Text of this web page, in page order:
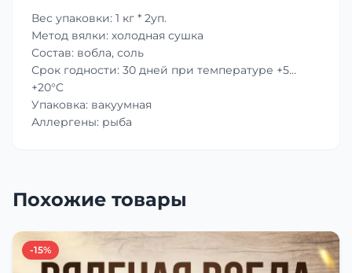
Вес упаковки: 1 кг * 2уп.
Метод вялки: холодная сушка
Состав: вобла, соль
Срок годности: 30 дней при температуре +5…
+20°C
Упаковка: вакуумная
Аллергены: рыба
Похожие товары
-15%